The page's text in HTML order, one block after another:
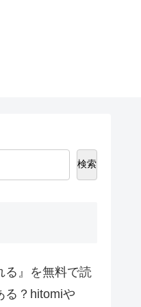
検索
る』を無料で読
る？hitomiや